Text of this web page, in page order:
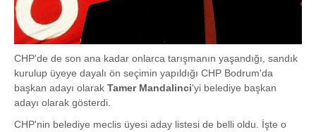
CHP'de de son ana kadar onlarca tarışmanın yaşandığı, sandık
kurulup üyeye dayalı ön seçimin yapıldığı CHP Bodrum'da
başkan adayı olarak Tamer Mandalinci'yi belediye başkan
adayı olarak gösterdi.
CHP'nin belediye meclis üyesi aday listesi de belli oldu. İşte o